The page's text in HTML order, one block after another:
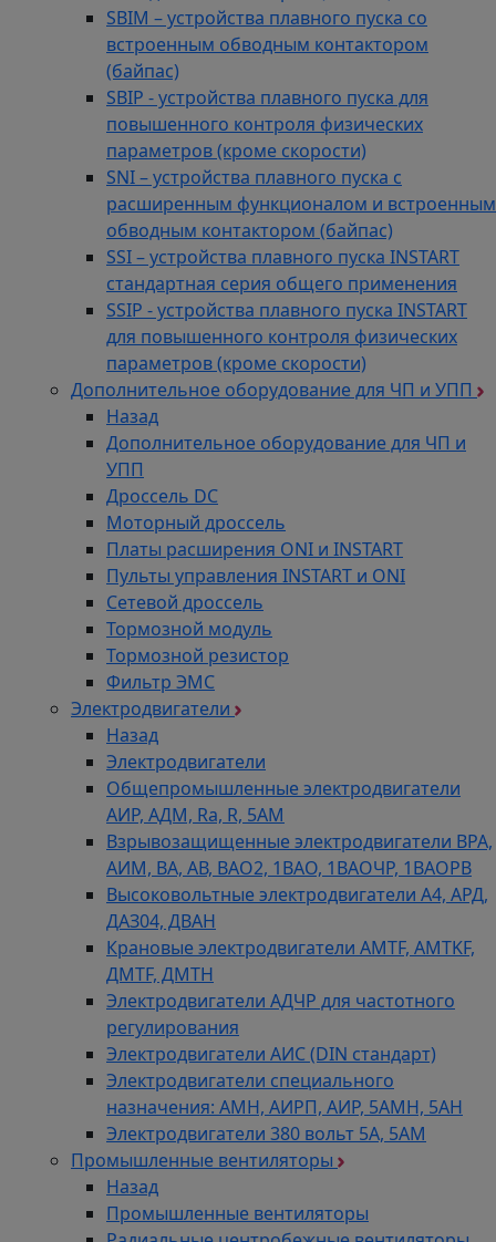
SBIM – устройства плавного пуска со
встроенным обводным контактором
(байпас)
SBIP - устройства плавного пуска для
повышенного контроля физических
параметров (кроме скорости)
SNI – устройства плавного пуска с
расширенным функционалом и встроенным
обводным контактором (байпас)
SSI – устройства плавного пуска INSTART
стандартная серия общего применения
SSIP - устройства плавного пуска INSTART
для повышенного контроля физических
параметров (кроме скорости)
Дополнительное оборудование для ЧП и УПП
Назад
Дополнительное оборудование для ЧП и
УПП
Дроссель DC
Моторный дроссель
Платы расширения ONI и INSTART
Пульты управления INSTART и ONI
Сетевой дроссель
Тормозной модуль
Тормозной резистор
Фильтр ЭМС
Электродвигатели
Назад
Электродвигатели
Общепромышленные электродвигатели
АИР, АДМ, Ra, R, 5AM
Взрывозащищенные электродвигатели ВРА,
АИМ, ВА, АВ, ВАO2, 1ВАО, 1ВАОЧР, 1ВАОРВ
Высоковольтные электродвигатели A4, АРД,
ДАЗ04, ДВАН
Крановые электродвигатели AMTF, AMTKF,
ДMTF, ДМТН
Электродвигатели АДЧР для частотного
регулирования
Электродвигатели АИС (DIN стандарт)
Электродвигатели специального
назначения: АМН, АИРП, АИР, 5АМН, 5АН
Электродвигатели 380 вольт 5А, 5АМ
Промышленные вентиляторы
Назад
Промышленные вентиляторы